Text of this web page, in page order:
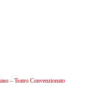
– Teatro Convenzionato